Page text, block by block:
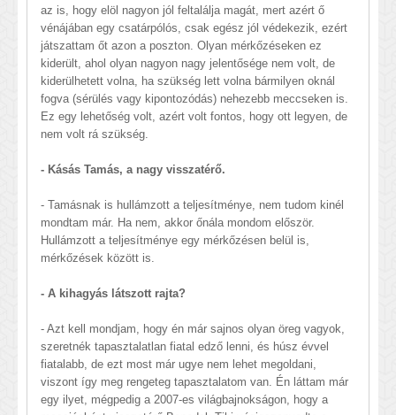
az is, hogy elöl nagyon jól feltalálja magát, mert azért ő
vénájában egy csatárpólós, csak egész jól védekezik, ezért
játszattam őt azon a poszton. Olyan mérkőzéseken ez
kiderült, ahol olyan nagyon nagy jelentősége nem volt, de
kiderülhetett volna, ha szükség lett volna bármilyen oknál
fogva (sérülés vagy kipontozódás) nehezebb meccseken is.
Ez egy lehetőség volt, azért volt fontos, hogy ott legyen, de
nem volt rá szükség.
- Kásás Tamás, a nagy visszatérő.
- Tamásnak is hullámzott a teljesítménye, nem tudom kinél
mondtam már. Ha nem, akkor őnála mondom először.
Hullámzott a teljesítménye egy mérkőzésen belül is,
mérkőzések között is.
- A kihagyás látszott rajta?
- Azt kell mondjam, hogy én már sajnos olyan öreg vagyok,
szeretnék tapasztalatlan fiatal edző lenni, és húsz évvel
fiatalabb, de ezt most már ugye nem lehet megoldani,
viszont így meg rengeteg tapasztalatom van. Én láttam már
egy ilyet, mégpedig a 2007-es világbajnokságon, hogy a